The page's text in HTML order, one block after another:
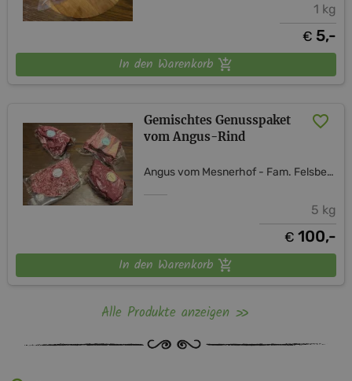
1 kg
€ 5,-
In den Warenkorb
Gemischtes Genusspaket
vom Angus-Rind
Angus vom Mesnerhof - Fam. Felsberger
5 kg
€ 100,-
In den Warenkorb
Alle Produkte anzeigen